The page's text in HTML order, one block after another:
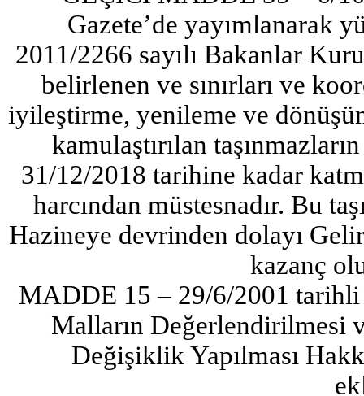
Gazete’de yayımlanarak
2011/2266 sayılı Bakanlar
belirlenen ve sınırları ve
iyileştirme, yenileme ve
kamulaştırılan
31/12/2018 tarihine kadar
harcından müstesnadır. Bu
Hazineye devrinden dolayı
kazanç
MADDE 15 – 29/6/2001 tarihli
Malların Değerlendirilmesi
Değişiklik Yapılması